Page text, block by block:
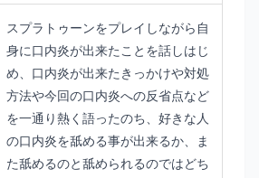
スプラトゥーンをプレイしながら自
身に口内炎が出来たことを話しはじ
め、口内炎が出来たきっかけや対処
方法や今回の口内炎への反省点など
を一通り熱く語ったのち、好きな人
の口内炎を舐める事が出来るか、ま
た舐めるのと舐められるのではどち